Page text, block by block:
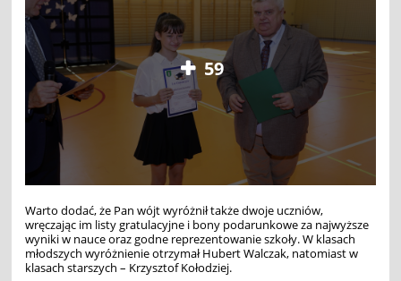
59
Warto dodać, że Pan wójt wyróżnił także dwoje uczniów,
wręczając im listy gratulacyjne i bony podarunkowe za najwyższe
wyniki w nauce oraz godne reprezentowanie szkoły. W klasach
młodszych wyróżnienie otrzymał Hubert Walczak, natomiast w
klasach starszych – Krzysztof Kołodziej.